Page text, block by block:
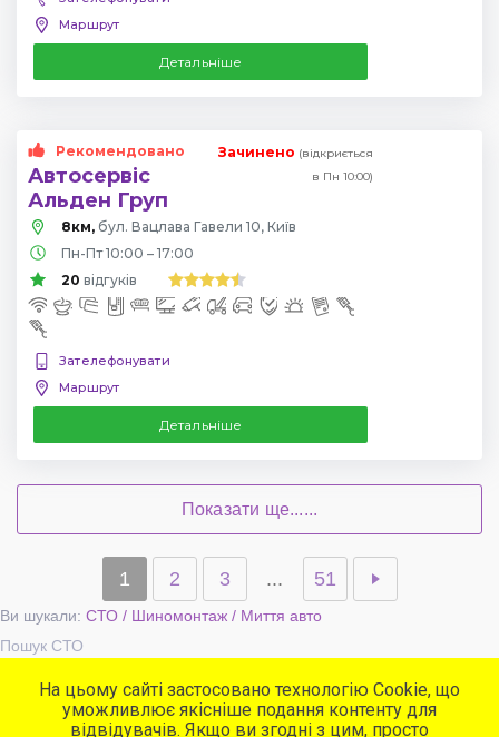
Маршрут
Детальніше
Рекомендовано
Автосервіс
Альден Груп
Зачинено (відкриється
в Пн 10:00)
8км, бул. Вацлава Гавели 10, Київ
Пн-Пт 10:00 – 17:00
20 відгуків
Зателефонувати
Маршрут
Детальніше
Показати ще......
1 2 3 ... 51
Ви шукали: СТО / Шиномонтаж / Миття авто
Пошук СТО
Популярні сервіси
СТО
На цьому сайті застосовано технологію Cookie, що
уможливлює якісніше подання контенту для
відвідувачів. Якщо ви згодні з цим, просто